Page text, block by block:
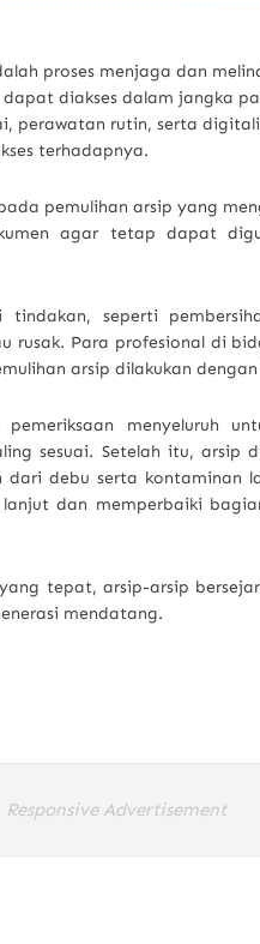
proses menjaga dan
diakses dalam jangka
perawatan rutin, serta
terhadapnya.
pemulihan arsip yang
agar tetap dapat
tindakan, seperti
rusak. Para profesional di
arsip dilakukan
menyeluruh
sesuai. Setelah itu, arsip
dari debu serta kontaminan
dan memperbaiki
tepat, arsip-arsip
mendatang.
Responsive Advertisement